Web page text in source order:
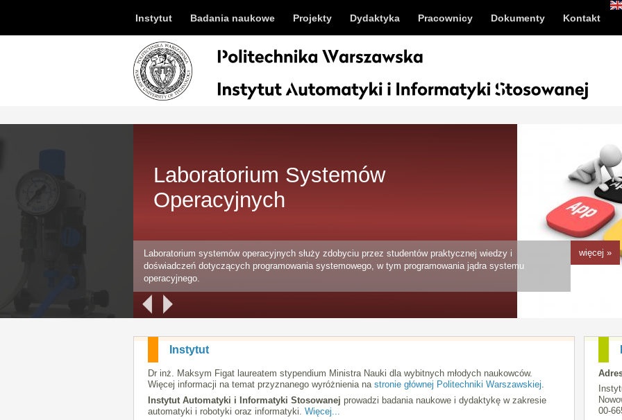
Instytut Badania naukowe Projekty Dydaktyka Pracownicy Dokumenty Kontakt
Laboratorium Systemów
Operacyjnych
Laboratorium systemów operacyjnych służy zdobyciu przez studentów praktycznej wiedzy i
doświadczeń dotyczących programowania systemowego, w tym programowania jądra systemu
operacyjnego.
więcej »
Instytut
Dr inż. Maksym Figat laureatem stypendium Ministra Nauki dla wybitnych młodych naukowców.
Więcej informacji na temat przyznanego wyróżnienia na stronie głównej Politechniki Warszawskiej.
Instytut Automatyki i Informatyki Stosowanej prowadzi badania naukowe i dydaktykę w zakresie
automatyki i robotyki oraz informatyki. Więcej...
00-